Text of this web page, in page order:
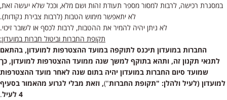
במסגרת רכישה, לרבות למסור מספר תעודת זהות ושם מלא, וככל שלא יעשה זאת,
לא יתאפשר מימוש הטבות (לרבות צבירת נקודות).
לא ניתן יהיה להמיר את ההטבות, לרבות לכסף או לשובר זיכוי.
תקופת החברות וביטול חברות במועדון:
החברות במועדון תיכנס לתוקפה במועד ההצטרפות למועדון, בהתאם
לתנאי תקנון זה, ותהא בתוקף למשך שנה ממועד ההצטרפות למועדון, כך
שמועד סיום החברות במועדון יהיה בתום שנה לאחר מועד ההצטרפות
למועדון (לעיל ולהלן: "תקופת החברות"), וזאת מבלי לגרוע מהאמור בסעיף
4 לעיל.